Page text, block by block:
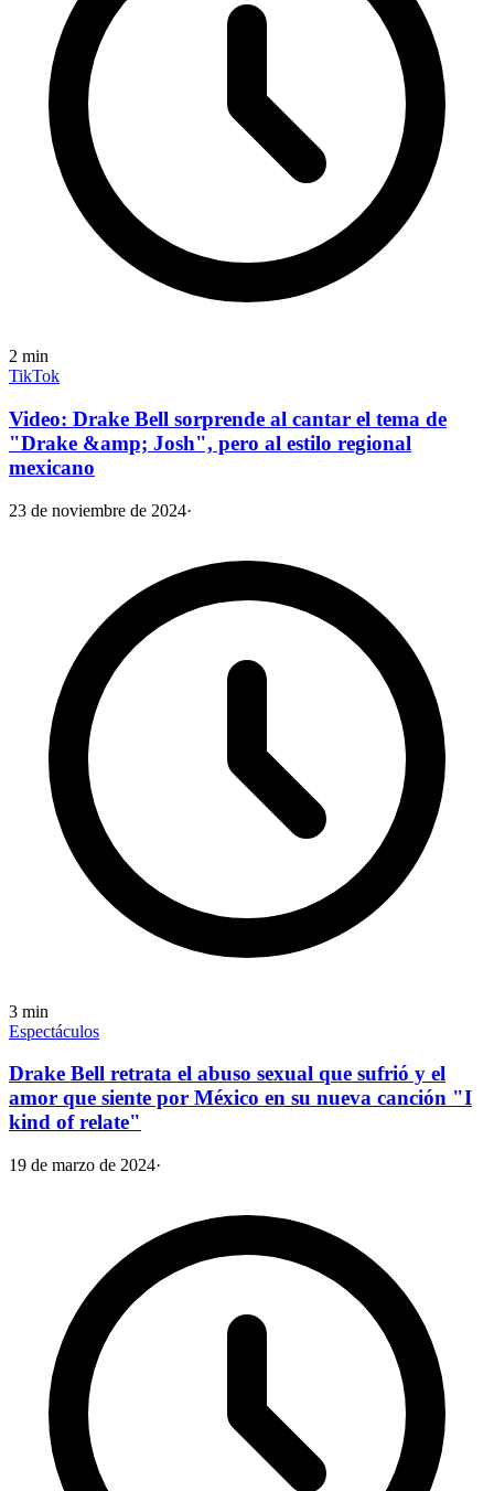
2 min
TikTok
Video: Drake Bell sorprende al cantar el tema de
"Drake &amp; Josh", pero al estilo regional
mexicano
23 de noviembre de 2024·
3 min
Espectáculos
Drake Bell retrata el abuso sexual que sufrió y el
amor que siente por México en su nueva canción "I
kind of relate"
19 de marzo de 2024·